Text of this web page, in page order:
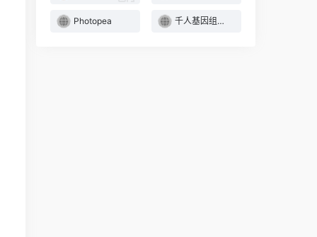
Photopea 千人基因组计划